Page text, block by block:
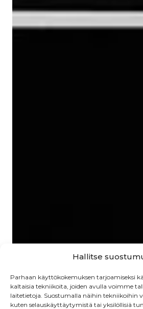
Hallitse
Parhaan käyttökokemuksen tarjoamiseksi
kaltaisia tekniikoita, joiden avulla voimme
laitetietoja. Suostumalla näihin tekniikoihin
kuten selauskäyttäytymistä tai yksilöllisiä